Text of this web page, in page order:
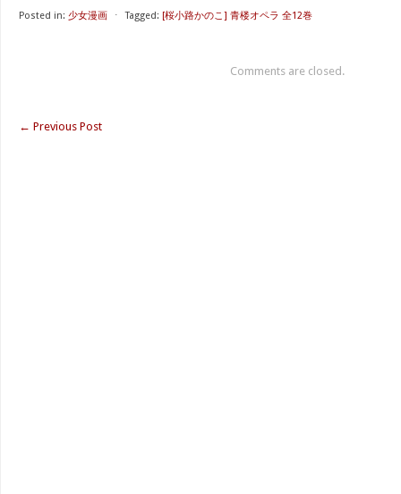
Posted in: 少女漫画 ⋅ Tagged: [桜小路かのこ] 青楼オペラ 全12巻
Comments are closed.
← Previous Post